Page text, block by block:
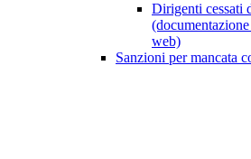
Dirigenti cessati
web)
Sanzioni per mancata